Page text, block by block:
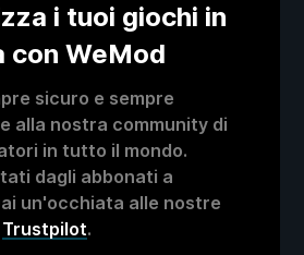
i tuoi giochi in
con WeMod
sicuro e sempre
alla nostra community di
in tutto il mondo.
dagli abbonati a
un'occhiata alle nostre
Trustpilot.